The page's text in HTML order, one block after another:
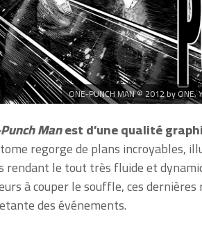
ONE-PUNCH MAN © 2012 by ONE,
Manest d’une qualité
regorge de plans incroyables,
rendant le tout très fluide et
à couper le souffle, ces
des événements.